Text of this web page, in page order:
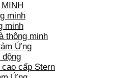
minh
minh
thông minh
Ứng
cấp Stern